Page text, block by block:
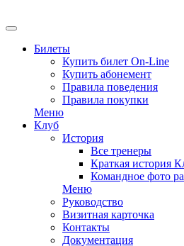
Билеты
Купить билет On-Line
Купить абонемент
Правила поведения
Правила покупки
Меню
Клуб
История
Все тренеры
Краткая история
Командное фото
Меню
Руководство
Визитная карточка
Контакты
Документация